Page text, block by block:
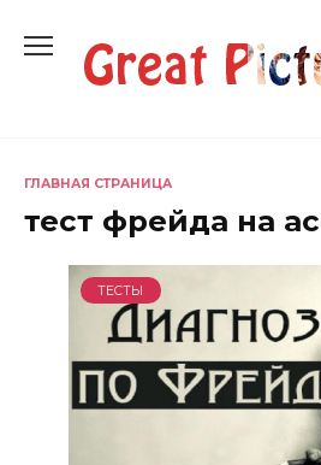
содержанию
ГЛАВНАЯ СТРАНИЦА
тест фрейда на
ТЕСТЫ